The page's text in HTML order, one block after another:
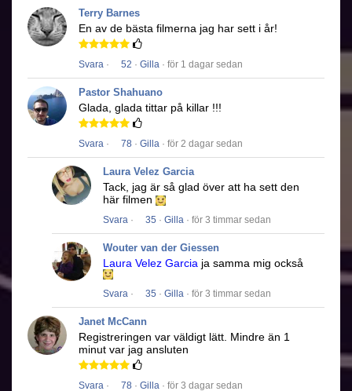
Terry Barnes
En av de bästa filmerna jag har sett i år!
Svara · 52 · Gilla · för 1 dagar sedan
Pastor Shahuano
Glada, glada tittar på killar !!!
Svara · 78 · Gilla · för 2 dagar sedan
Laura Velez Garcia
Tack, jag är så glad över att ha sett den
här filmen
Svara · 35 · Gilla · för 3 timmar sedan
Wouter van der Giessen
Laura Velez Garcia ja samma mig också
Svara · 35 · Gilla · för 3 timmar sedan
Janet McCann
Registreringen var väldigt lätt. Mindre än 1
minut var jag ansluten
Svara · 78 · Gilla · för 3 dagar sedan